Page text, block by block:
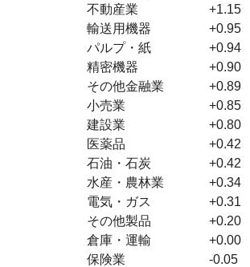
不動産業　　　　 　 +1.15
輸送用機器　　　 　 +0.95
パルプ・紙　　　 　 +0.94
精密機器　　　　 　 +0.90
その他金融業　　 　 +0.89
小売業　　　　　 　 +0.85
建設業　　　　　 　 +0.80
医薬品　　　　　 　 +0.42
石油・石炭　　　 　 +0.42
水産・農林業　　 　 +0.34
電気・ガス　　　 　 +0.31
その他製品　　　 　 +0.20
倉庫・運輸　　　 　 +0.00
保険業　　　　　 　 -0.05